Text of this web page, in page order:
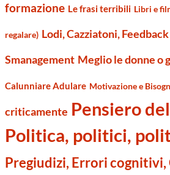
formazione Le frasi terribili Libri e
regalare) Lodi, Cazziatoni, Feedback
Smanagement Meglio le donne o
Calunniare Adulare Motivazione e
criticamente Pensiero
Politica, politici,
Pregiudizi, Errori